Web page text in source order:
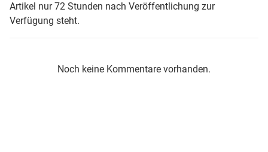
Artikel nur 72 Stunden nach Veröffentlichung zur
Verfügung steht.
Noch keine Kommentare vorhanden.